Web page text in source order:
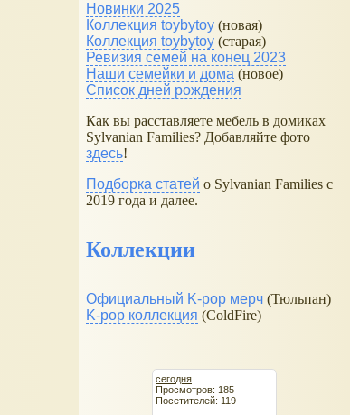
Новинки 2025
Коллекция toybytoy (новая)
Коллекция toybytoy (старая)
Ревизия семей на конец 2023
Наши семейки и дома (новое)
Список дней рождения
Как вы расставляете мебель в домиках
Sylvanian Families? Добавляйте фото
здесь!
Подборка статей о Sylvanian Families с
2019 года и далее.
Коллекции
Официальный K-pop мерч (Тюльпан)
K-pop коллекция (ColdFire)
сегодня
Просмотров: 185
Посетителей: 119